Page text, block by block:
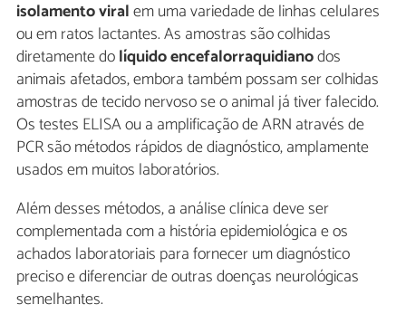
isolamento viralem uma variedade de linhas celulares
ou em ratos lactantes. As amostras são colhidas
diretamente dolíquido encefalorraquidianodos
animais afetados, embora também possam ser colhidas
amostras de tecido nervoso se o animal já tiver falecido.
Os testes ELISA ou a amplificação de ARN através de
PCR são métodos rápidos de diagnóstico, amplamente
usados em muitos laboratórios.
Além desses métodos, a análise clínica deve ser
complementada com a história epidemiológica e os
achados laboratoriais para fornecer um diagnóstico
preciso e diferenciar de outras doenças neurológicas
semelhantes.